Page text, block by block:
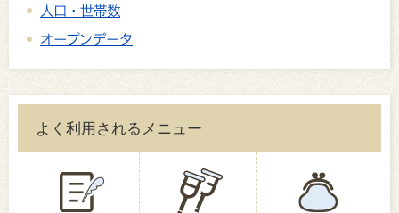
人口・世帯数
オープンデータ
よく利用されるメニュー